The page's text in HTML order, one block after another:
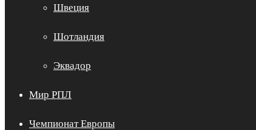
Швеция
Шотландия
Эквадор
Мир РПЛ
Чемпионат Европы